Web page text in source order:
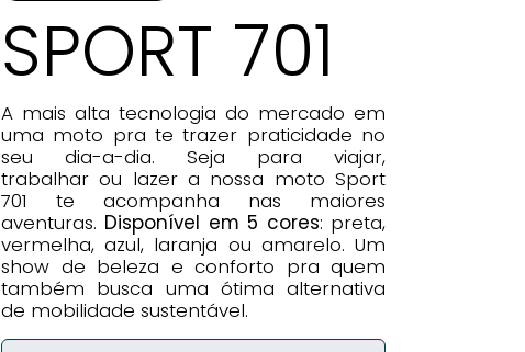
SPORT 701
A mais alta tecnologia do mercado em
uma moto pra te trazer praticidade no
seu dia-a-dia. Seja para viajar,
trabalhar ou lazer a nossa moto Sport
701 te acompanha nas maiores
aventuras. Disponível em 5 cores: preta,
vermelha, azul, laranja ou amarelo. Um
show de beleza e conforto pra quem
também busca uma ótima alternativa
de mobilidade sustentável.